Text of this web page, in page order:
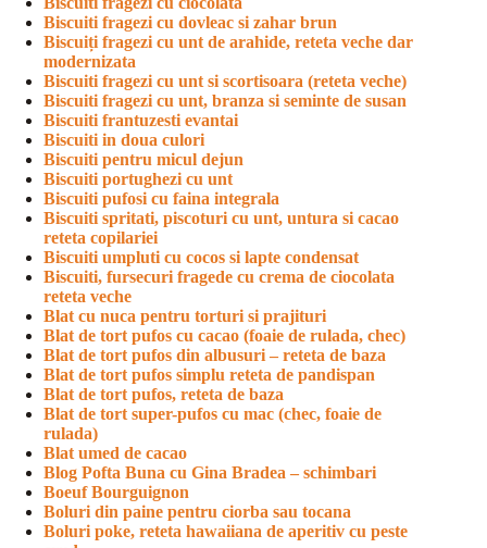
Biscuiti fragezi cu dovleac si zahar brun
Biscuiți fragezi cu unt de arahide, reteta veche dar
modernizata
Biscuiti fragezi cu unt si scortisoara (reteta veche)
Biscuiti fragezi cu unt, branza si seminte de susan
Biscuiti frantuzesti evantai
Biscuiti in doua culori
Biscuiti pentru micul dejun
Biscuiti portughezi cu unt
Biscuiti pufosi cu faina integrala
Biscuiti spritati, piscoturi cu unt, untura si cacao
reteta copilariei
Biscuiti umpluti cu cocos si lapte condensat
Biscuiti, fursecuri fragede cu crema de ciocolata
reteta veche
Blat cu nuca pentru torturi si prajituri
Blat de tort pufos cu cacao (foaie de rulada, chec)
Blat de tort pufos din albusuri – reteta de baza
Blat de tort pufos simplu reteta de pandispan
Blat de tort pufos, reteta de baza
Blat de tort super-pufos cu mac (chec, foaie de
rulada)
Blat umed de cacao
Blog Pofta Buna cu Gina Bradea – schimbari
Boeuf Bourguignon
Boluri din paine pentru ciorba sau tocana
Boluri poke, reteta hawaiiana de aperitiv cu peste